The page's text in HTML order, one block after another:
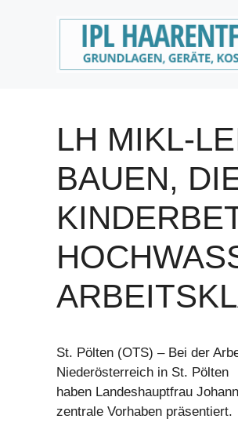
LH MIKL-
BAUEN,
St. Pölten (OTS) – Bei der
Niederösterreich in St. Pölten
haben Landeshauptfrau
zentrale Vorhaben präsentiert.